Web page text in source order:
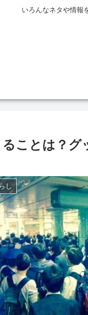
いろんなネタや情報
ことは？
し